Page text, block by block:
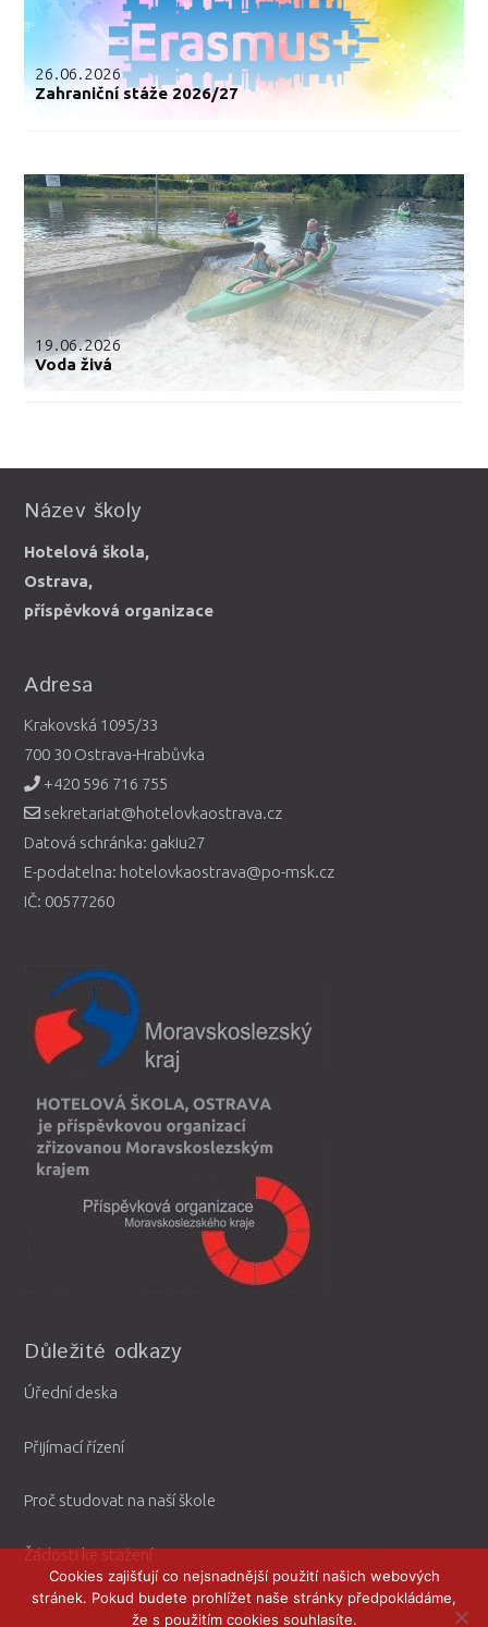
26.06.2026
Zahraniční stáže 2026/27
19.06.2026
Voda živá
Název školy
Hotelová škola,
Ostrava,
příspěvková organizace
Adresa
Krakovská 1095/33
700 30 Ostrava-Hrabůvka
+420 596 716 755
sekretariat@hotelovkaostrava.cz
Datová schránka: gakiu27
E-podatelna: hotelovkaostrava@po-msk.cz
IČ: 00577260
Důležité odkazy
Úřední deska
Přijímací řízení
Proč studovat na naší škole
Žádosti ke stažení
Cookies zajišťují co nejsnadnější použití našich webových
stránek. Pokud budete prohlížet naše stránky předpokládáme,
že s použitím cookies souhlasíte.